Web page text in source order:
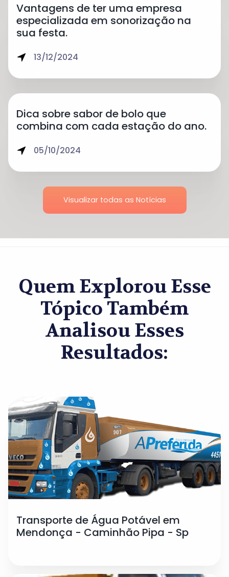
Vantagens de ter uma empresa
especializada em sonorização na
sua festa.
13/12/2024
Dica sobre sabor de bolo que
combina com cada estação do ano.
05/10/2024
Visualizar todas as Notícias
Quem Explorou Esse
Tópico Também
Analisou Esses
Resultados:
Transporte de Água Potável em
Mendonça - Caminhão Pipa - Sp